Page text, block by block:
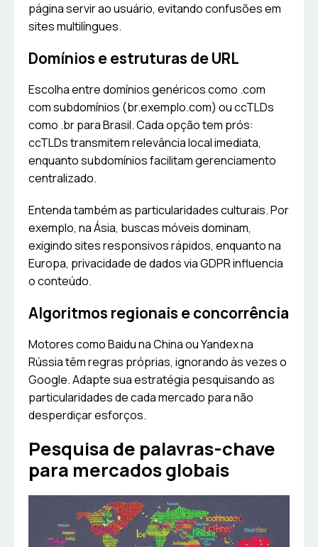
página servir ao usuário, evitando confusões em
sites multilíngues.
Domínios e estruturas de URL
Escolha entre domínios genéricos como .com
com subdomínios (br.exemplo.com) ou ccTLDs
como .br para Brasil. Cada opção tem prós:
ccTLDs transmitem relevância local imediata,
enquanto subdomínios facilitam gerenciamento
centralizado.
Entenda também as particularidades culturais. Por
exemplo, na Ásia, buscas móveis dominam,
exigindo sites responsivos rápidos, enquanto na
Europa, privacidade de dados via GDPR influencia
o conteúdo.
Algoritmos regionais e concorrência
Motores como Baidu na China ou Yandex na
Rússia têm regras próprias, ignorando às vezes o
Google. Adapte sua estratégia pesquisando as
particularidades de cada mercado para não
desperdiçar esforços.
Pesquisa de palavras-chave
para mercados globais